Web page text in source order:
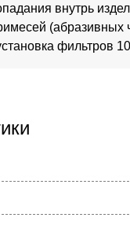
внутрь
(абразивных
фильтров